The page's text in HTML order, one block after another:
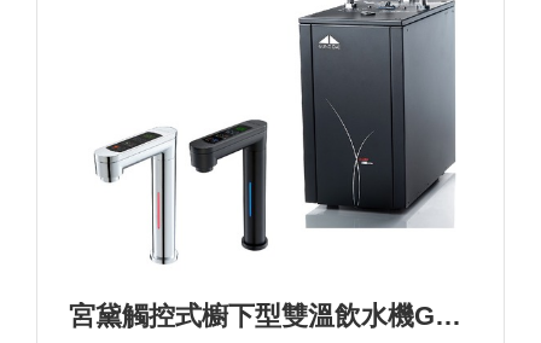
宮黛觸控式櫥下型雙溫飲水機GD-600心+基本安裝+GD濾心 (加Line ID:@ye888)